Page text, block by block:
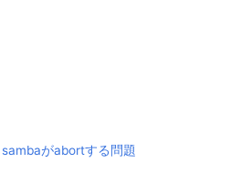
がabortする問題